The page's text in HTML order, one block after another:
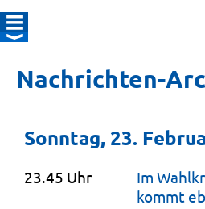
Nachrichten-
Sonntag, 23.
23.45 Uhr
Im
kommt